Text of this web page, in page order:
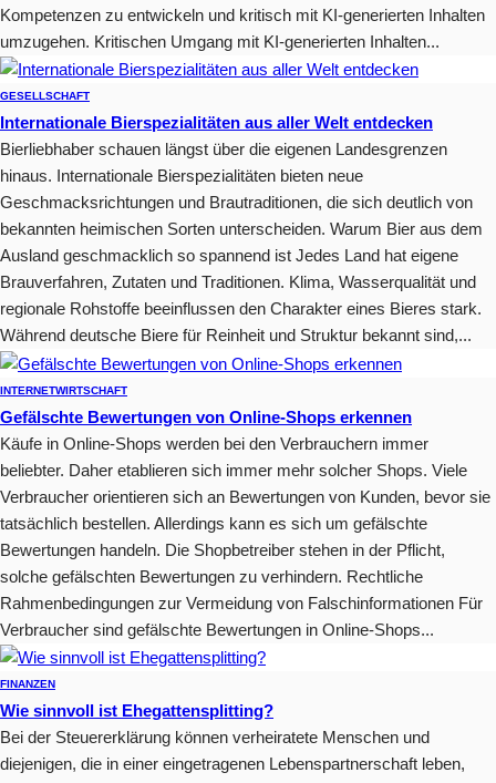
Kompetenzen zu entwickeln und kritisch mit KI-generierten Inhalten
umzugehen. Kritischen Umgang mit KI-generierten Inhalten...
GESELLSCHAFT
Internationale Bierspezialitäten aus aller Welt entdecken
Bierliebhaber schauen längst über die eigenen Landesgrenzen
hinaus. Internationale Bierspezialitäten bieten neue
Geschmacksrichtungen und Brautraditionen, die sich deutlich von
bekannten heimischen Sorten unterscheiden. Warum Bier aus dem
Ausland geschmacklich so spannend ist Jedes Land hat eigene
Brauverfahren, Zutaten und Traditionen. Klima, Wasserqualität und
regionale Rohstoffe beeinflussen den Charakter eines Bieres stark.
Während deutsche Biere für Reinheit und Struktur bekannt sind,...
INTERNETWIRTSCHAFT
Gefälschte Bewertungen von Online-Shops erkennen
Käufe in Online-Shops werden bei den Verbrauchern immer
beliebter. Daher etablieren sich immer mehr solcher Shops. Viele
Verbraucher orientieren sich an Bewertungen von Kunden, bevor sie
tatsächlich bestellen. Allerdings kann es sich um gefälschte
Bewertungen handeln. Die Shopbetreiber stehen in der Pflicht,
solche gefälschten Bewertungen zu verhindern. Rechtliche
Rahmenbedingungen zur Vermeidung von Falschinformationen Für
Verbraucher sind gefälschte Bewertungen in Online-Shops...
FINANZEN
Wie sinnvoll ist Ehegattensplitting?
Bei der Steuererklärung können verheiratete Menschen und
diejenigen, die in einer eingetragenen Lebenspartnerschaft leben,